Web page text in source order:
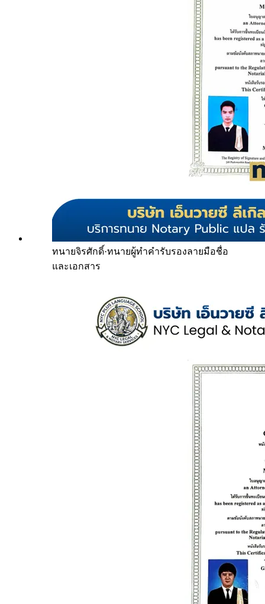
ทนายจิรศักดิ์·ทนายผู้ทำคำรับรองลายมือชื่อ
และเอกสาร